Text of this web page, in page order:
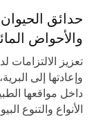
حدائق الحيوان
والأحواض
تعزيز الالتزامات
وإعادتها إلى
داخل مواقعها
الأنواع والتنوع